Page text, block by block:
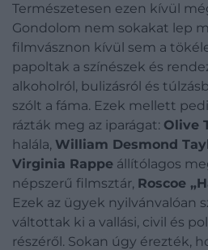
Természetesen ezen kívül
Gondolom nem sokakat lep
filmvásznon kívül sem a
papoltak a színészek és
alkoholról, bulizásról és
szólt a fáma. Ezek mellett
rázták meg az iparágat: Olive
halála, William Desmond
Virginia Rappe állítólagos
népszerű filmsztár, Roscoe
Ezek az ügyek nyilvánvalóan
váltottak ki a vallási, civil és
részéről. Sokan úgy érezték,